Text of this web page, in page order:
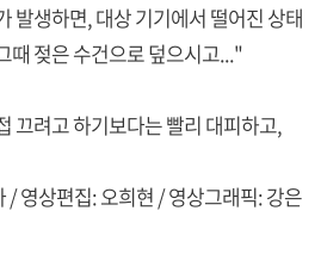
발생하면, 대상 기기에서 떨어진 상태
때 젖은 수건으로 덮으시고..."
끄려고 하기보다는 빨리 대피하고,
/ 영상편집: 오희현 / 영상그래픽: 강은